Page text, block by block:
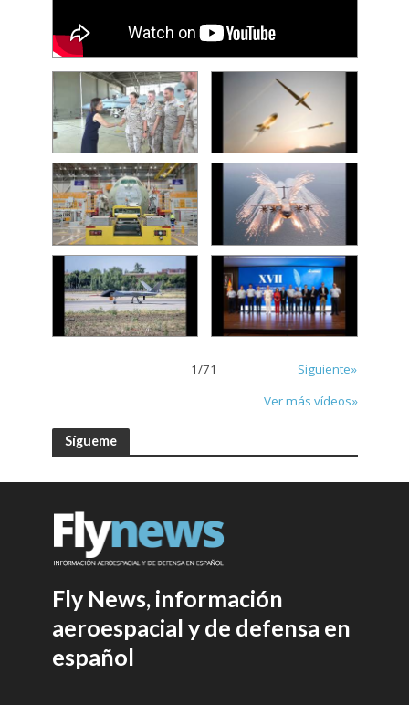
1/71
Siguiente»
Ver más vídeos»
Sígueme
Fly News, información
aeroespacial y de defensa en
español